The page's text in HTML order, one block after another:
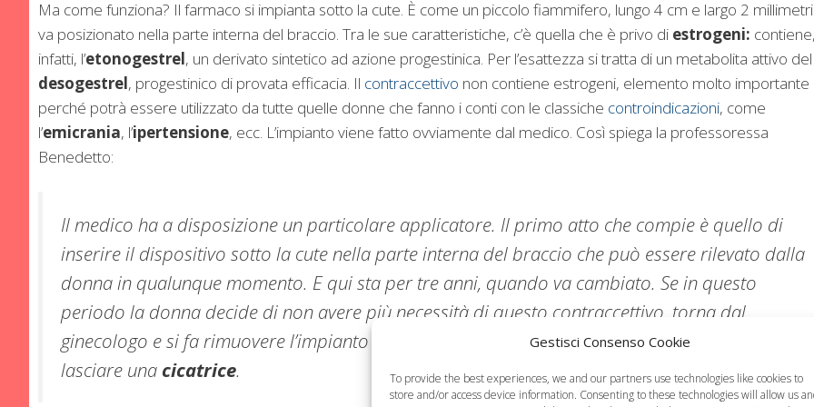
Gestisci Consenso Cookie
To provide the best experiences, we and our partners use technologies like cookies to
store and/or access device information. Consenting to these technologies will allow us
Ma come funziona? Il farmaco si impianta sotto la cute. È come un piccolo fiammifero, lungo 4 cm e largo 2
va posizionato nella parte interna del braccio. Tra le sue caratteristiche, c’è quella che è privo di estrogeni: contiene,
infatti, l’etonogestrel, un derivato sintetico ad azione progestinica. Per l’esattezza si tratta di un metabolita attivo del
desogestrel, progestinico di provata efficacia. Il contraccettivo non contiene estrogeni, elemento molto importante
perché potrà essere utilizzato da tutte quelle donne che fanno i conti con le classiche controindicazioni, come
l’emicrania, l’ipertensione, ecc. L’impianto viene fatto ovviamente dal medico. Così spiega la professoressa
Benedetto:
Il medico ha a disposizione un particolare applicatore. Il primo atto che compie è quello di
inserire il dispositivo sotto la cute nella parte interna del braccio che può essere rilevato dalla
donna in qualunque momento. E qui sta per tre anni, quando va cambiato. Se in questo
periodo la donna decide di non avere più necessità di questo contraccettivo, torna dal
ginecologo e si fa rimuovere l’impianto sottocutaneo con una modesta anestesia locale, senza
lasciare una cicatrice.